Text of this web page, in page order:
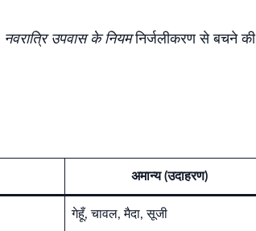
नवरात्रि उपवास के नियमनिर्जलीकरण से बचने की
अमान्य (उदाहरण)
गेहूँ, चावल, मैदा, सूजी